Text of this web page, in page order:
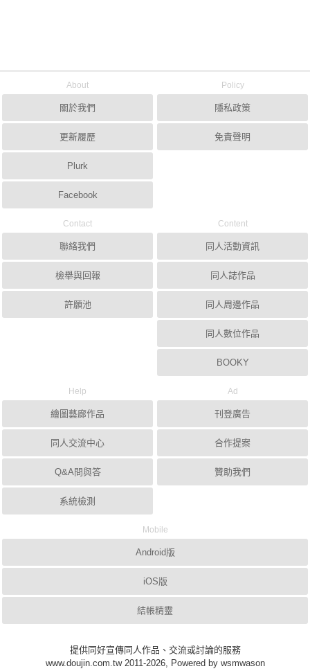
About
關於我們
更新履歷
Plurk
Facebook
Policy
隱私政策
免責聲明
Contact
聯絡我們
檢舉與回報
許願池
Content
同人活動資訊
同人誌作品
同人周邊作品
同人數位作品
BOOKY
Help
繪圖藝廊作品
同人交流中心
Q&A問與答
系統檢測
Ad
刊登廣告
合作提案
贊助我們
Mobile
Android版
iOS版
結帳精靈
提供同好宣傳同人作品、交流或討論的服務
www.doujin.com.tw 2011-2026, Powered by wsmwason